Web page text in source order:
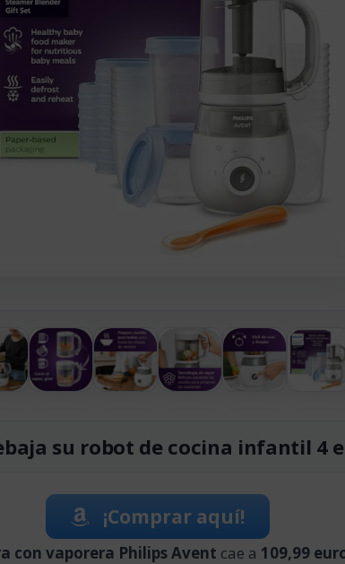
su robot de cocina infantil 4
¡Comprar aquí!
con vaporera Philips Avent cae a 109,99